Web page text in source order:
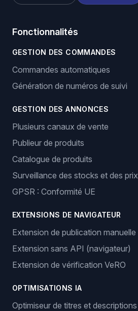
Fonctionnalités
GESTION DES COMMANDES
Commandes automatiques
Génération de numéros de suivi
GESTION DES ANNONCES
Plusieurs canaux de vente
Publieur de produits
Catalogue de produits
Surveillance des stocks et des prix
GPSR : Conformité UE
EXTENSIONS DE NAVIGATEUR
Extension de publication manuelle
Extension sans API (navigateur)
Extension de vérification VeRO
OPTIMISATIONS IA
Optimiseur de titres et descriptions